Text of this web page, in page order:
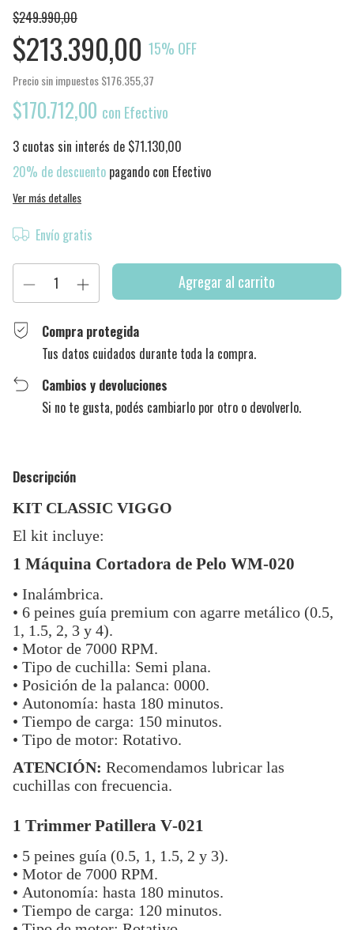
$249.990,00
$213.390,00 15% OFF
Precio sin impuestos$176.355,37
$170.712,00 con Efectivo
3 cuotas sin interés de $71.130,00
20% de descuento pagando con Efectivo
Ver más detalles
Envío gratis
Compra protegida
Tus datos cuidados durante toda la compra.
Cambios y devoluciones
Si no te gusta, podés cambiarlo por otro o devolverlo.
Descripción
KIT CLASSIC VIGGO
El kit incluye:
1 Máquina Cortadora de Pelo WM-020
• Inalámbrica.
• 6 peines guía premium con agarre metálico (0.5,
1, 1.5, 2, 3 y 4).
• Motor de 7000 RPM.
• Tipo de cuchilla: Semi plana.
• Posición de la palanca: 0000.
• Autonomía: hasta 180 minutos.
• Tiempo de carga: 150 minutos.
• Tipo de motor: Rotativo.
ATENCIÓN: Recomendamos lubricar las
cuchillas con frecuencia.
1 Trimmer Patillera V-021
• 5 peines guía (0.5, 1, 1.5, 2 y 3).
• Motor de 7000 RPM.
• Autonomía: hasta 180 minutos.
• Tiempo de carga: 120 minutos.